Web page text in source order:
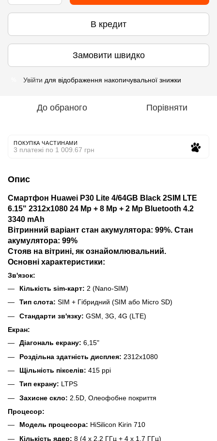
В кредит
Замовити швидко
Увійти для відображення накопичувальної знижки
До обраного Порівняти
ПОКУПКА ЧАСТИНАМИ
3 платежі по 1 009.67 грн
Опис
Смартфон Huawei P30 Lite 4/64GB Black 2SIM LTE
6.15" 2312x1080 24 Mp + 8 Mp + 2 Mp Bluetooth 4.2
3340 mAh
Вітринний варіант стан акумулятора: 99%. Стан
акумулятора: 99%
Стояв на вітрині, як ознайомлювальний.
Основні характеристики:
Зв'язок:
Кількість sim-карт: 2 (Nano-SIM)
Тип слота: SIM + Гібридний (SIM або Micro SD)
Стандарти зв'язку: GSM, 3G, 4G (LTE)
Екран:
Діагональ екрану: 6,15"
Роздільна здатність дисплея: 2312x1080
Щільність пікселів: 415 ppi
Тип екрану: LTPS
Захисне скло: 2.5D, Олеофобне покриття
Процесор:
Модель процесора: HiSilicon Kirin 710
Кількість ядер: 8 (4 x 2.2 ГГц + 4 x 1.7 ГГц)